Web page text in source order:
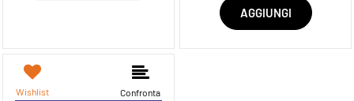
AGGIUNGI
Wishlist Confronta